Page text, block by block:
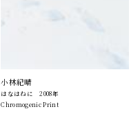
小林紀晴
はなはねに 2008年
Chromogenic Print